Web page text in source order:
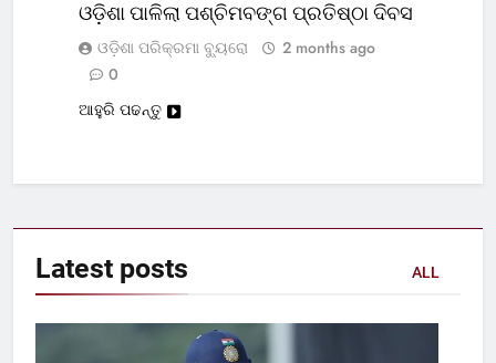
ଓଡ଼ିଶା ପାଳିଲା ପଶ୍ଚିମବଙ୍ଗ ପ୍ରତିଷ୍ଠା ଦିବସ
ଓଡ଼ିଶା ପରିକ୍ରମା ବ୍ୟୁରୋ
2 months ago
0
ଆହୁରି ପଢନ୍ତୁ
Latest posts ALL